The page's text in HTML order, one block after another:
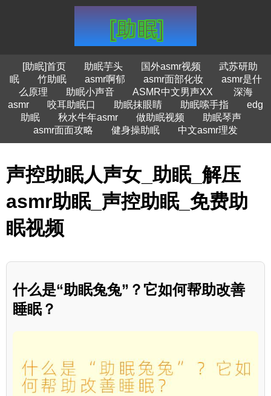
[助眠]首页 助眠芋头 国外asmr视频
武苏研助
眠
竹助眠 asmr啊郁 asmr面部化妆
asmr是什
么原理
助眠小声音 ASMR中文男声XX
深海
asmr
咬耳助眠口 助眠抹眼睛 助眠嗦手指
edg
助眠
秋水牛年asmr 做助眠视频
助眠琴声
asmr面面攻略
健身操助眠 中文asmr理发
声控助眠人声女_助眠_解压
asmr助眠_声控助眠_免费助
眠视频
什么是“助眠兔兔”？它如何帮助改善
睡眠？